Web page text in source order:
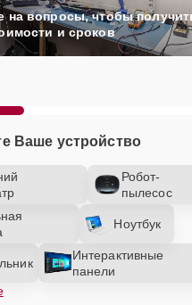
Ваше устройство
Робот-
пылесос
Ноутбук
Интерактивные
панели
на вопросы, чтобы
и сроков